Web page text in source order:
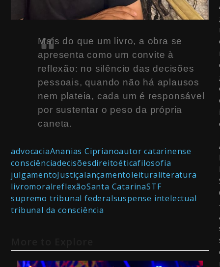
Mais do que um livro, a obra se
apresenta como um convite à
reflexão: no silêncio das decisões
pessoais, quando não há aplausos
nem plateia, cada um é responsável
por sustentar o peso da própria
caneta.
advocaciaAnanias Ciprianoautor catarinense
consciênciadecisõesdireitoéticafilosofia
julgamentoJustiçalançamentoleituraliteratura
livromoralreflexãoSanta CatarinaSTF
supremo tribunal federalsuspense intelectual
tribunal da consciência